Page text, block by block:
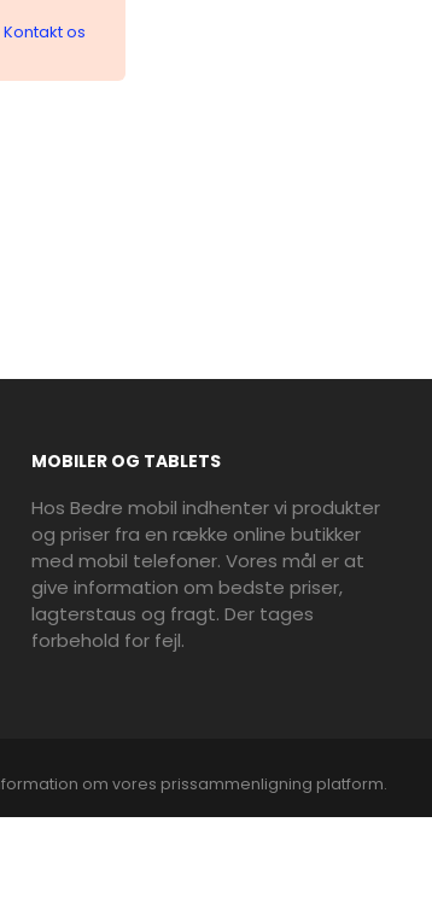
Kontakt os
MOBILER OG TABLETS
Hos Bedre mobil indhenter vi produkter
og priser fra en række online butikker
med mobil telefoner. Vores mål er at
give information om bedste priser,
lagterstaus og fragt. Der tages
forbehold for fejl.
om vores prissammenligning platform.